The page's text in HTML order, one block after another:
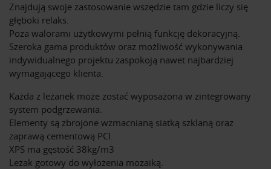
Znajdują swoje zastosowanie wszędzie tam gdzie liczy się
głęboki relaks.
Poza walorami użytkowymi pełnią funkcję dekoracyjną.
Szeroka gama produktów oraz możliwość wykonywania
indywidualnego projektu zaspokoją nawet najbardziej
wymagającego klienta.
Każda z leżanek może zostać wyposażona w zintegrowany
system podgrzewania.
Elementy są zbrojone wzmacnianą siatką szklaną oraz
zaprawą cementową PCI.
XPS ma gęstość 38kg/m3
Leżak gotowy do wyłożenia mozaiką.